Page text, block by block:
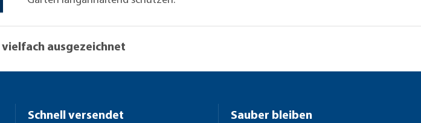
ausgezeichnet
Schnell versendet Sauber bleiben